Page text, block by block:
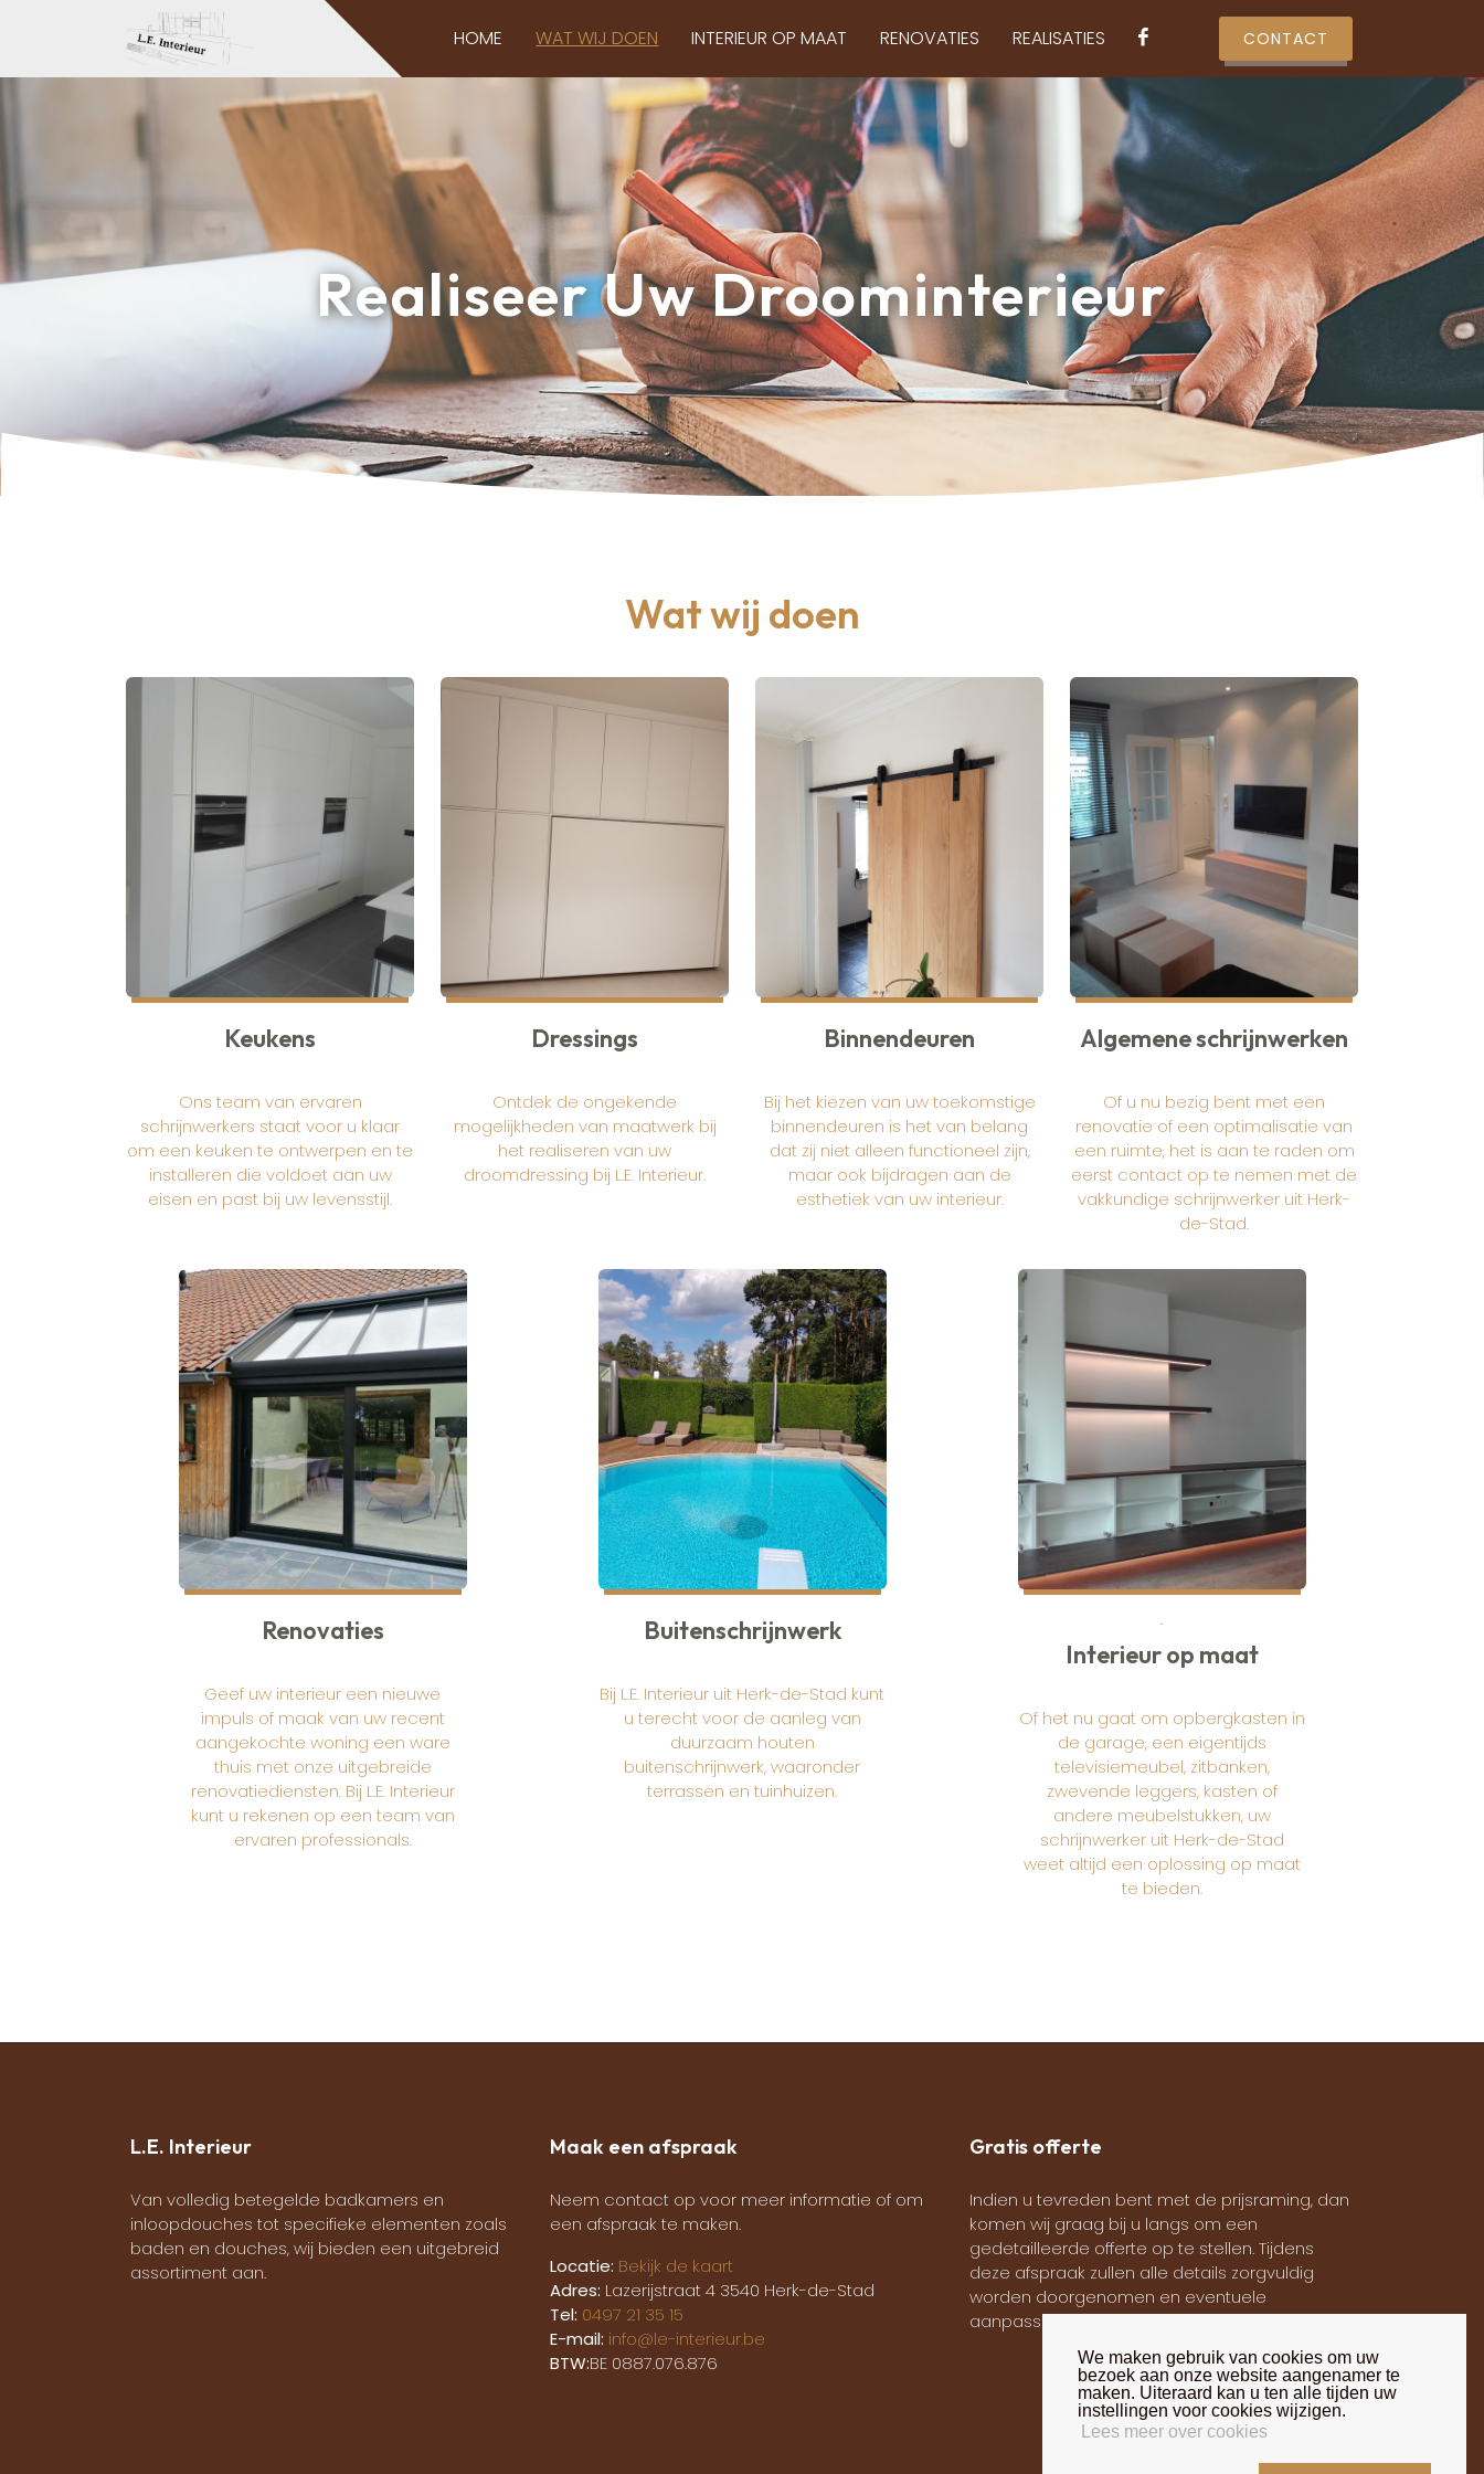
We maken gebruik van cookies om uw
bezoek aan onze website aangenamer te
maken. Uiteraard kan u ten alle tijden uw
instellingen voor cookies wijzigen.
Lees meer over cookies
CONTACT
HOME WAT WIJ DOEN INTERIEUR OP MAAT RENOVATIES REALISATIES
Realiseer Uw Droominterieur
Wat wij doen
Keukens
Ons team van ervaren
schrijnwerkers staat voor u klaar
om een keuken te ontwerpen en te
installeren die voldoet aan uw
eisen en past bij uw levensstijl.
Dressings
Ontdek de ongekende
mogelijkheden van maatwerk bij
het realiseren van uw
droomdressing bij L.E. Interieur.
Binnendeuren
Bij het kiezen van uw toekomstige
binnendeuren is het van belang
dat zij niet alleen functioneel zijn,
maar ook bijdragen aan de
esthetiek van uw interieur.
Algemene schrijnwerken
Of u nu bezig bent met een
renovatie of een optimalisatie van
een ruimte, het is aan te raden om
eerst contact op te nemen met de
vakkundige schrijnwerker uit Herk-
de-Stad.
Renovaties
Geef uw interieur een nieuwe
impuls of maak van uw recent
aangekochte woning een ware
thuis met onze uitgebreide
renovatiediensten. Bij L.E. Interieur
kunt u rekenen op een team van
ervaren professionals.
Buitenschrijnwerk
Bij L.E. Interieur uit Herk-de-Stad kunt
u terecht voor de aanleg van
duurzaam houten
buitenschrijnwerk, waaronder
terrassen en tuinhuizen.
.
Interieur op maat
Of het nu gaat om opbergkasten in
de garage, een eigentijds
televisiemeubel, zitbanken,
zwevende leggers, kasten of
andere meubelstukken, uw
schrijnwerker uit Herk-de-Stad
weet altijd een oplossing op maat
te bieden.
L.E. Interieur
Van volledig betegelde badkamers en
inloopdouches tot specifieke elementen zoals
baden en douches, wij bieden een uitgebreid
assortiment aan.
Maak een afspraak
Neem contact op voor meer informatie of om
een afspraak te maken.
Locatie: Bekijk de kaart
Adres: Lazerijstraat 4 3540 Herk-de-Stad
Tel: 0497 21 35 15
E-mail: info@le-interieur.be
BTW:BE 0887.076.876
Gratis offerte
Indien u tevreden bent met de prijsraming, dan
komen wij graag bij u langs om een
gedetailleerde offerte op te stellen. Tijdens
deze afspraak zullen alle details zorgvuldig
worden doorgenomen en eventuele
aanpassingen worden besproken.